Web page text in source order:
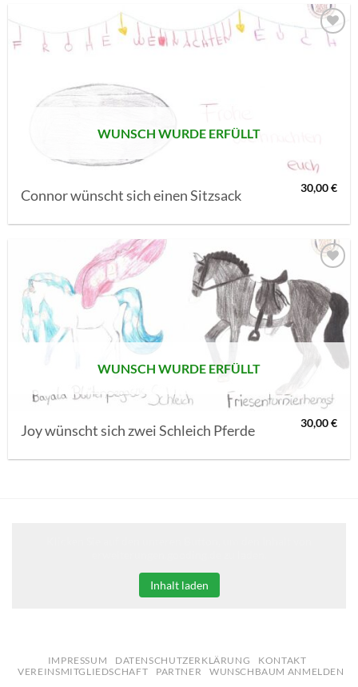
AUF MEINE
WUNSCH WURDE ERFÜLLT
Connor wünscht sich einen Sitzsack 30,00€
AUF MEINE
MERKLISTE
SETZEN
WUNSCH WURDE ERFÜLLT
Joy wünscht sich zwei Schleich Pferde 30,00€
Inhalt laden
IMPRESSUM DATENSCHUTZERKLÄRUNG
KONTAKT
VEREINSMITGLIEDSCHAFT
PARTNER WUNSCHBAUM ANMELDEN